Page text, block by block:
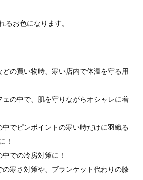
るお色になります。
の買い物時、寒い店内で体温を守る用
の中で、肌を守りながらオシャレに着
でピンポイントの寒い時だけに羽織る
！
での冷房対策に！
寒さ対策や、ブランケット代わりの膝